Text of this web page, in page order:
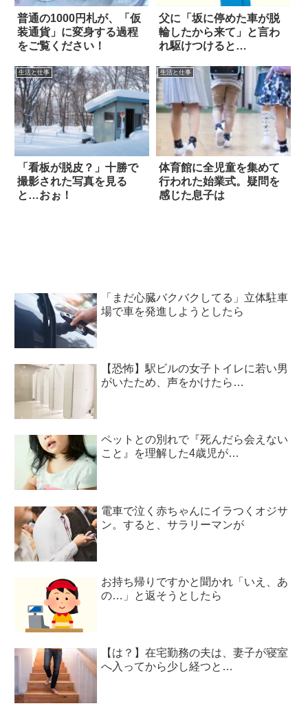
普通の1000円札が、「仮
装通貨」に変身する過程
をご覧ください！
父に「坂に停めた車が脱
輪したから来て」と言わ
れ駆けつけると…
生活と仕事
「看板が脱皮？」十勝で
撮影された写真を見る
と…おぉ！
生活と仕事
体育館に全児童を集めて
行われた始業式。疑問を
感じた息子は
「まだ心臓バクバクしてる」立体駐車
場で車を発進しようとしたら
【恐怖】駅ビルの女子トイレに若い男
がいたため、声をかけたら…
ペットとの別れで『死んだら会えない
こと』を理解した4歳児が…
電車で泣く赤ちゃんにイラつくオジサ
ン。すると、サラリーマンが
お持ち帰りですかと聞かれ「いえ、あ
の…」と返そうとしたら
【は？】在宅勤務の夫は、妻子が寝室
へ入ってから少し経つと…